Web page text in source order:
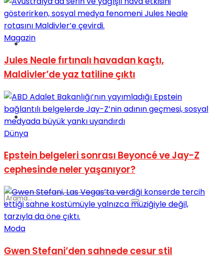
Spor
Podcast
Magazin
Jules Neale fırtınalı havadan kaçtı,
Maldivler’de yaz tatiline çıktı
Dünya
Epstein belgeleri sonrası Beyoncé ve Jay-Z
cephesinde neler yaşanıyor?
Moda
Gwen Stefani’den sahnede cesur stil